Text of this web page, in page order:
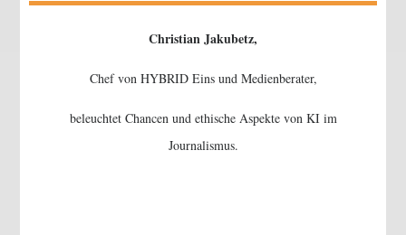
Christian Jakubetz,
Chef von HYBRID Eins und Medienberater,
beleuchtet Chancen und ethische Aspekte von KI im
Journalismus.